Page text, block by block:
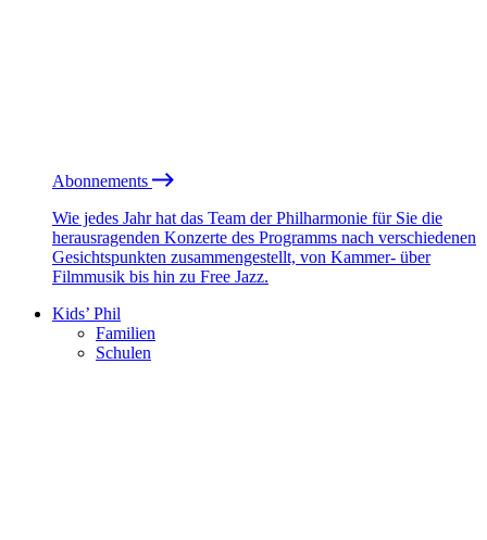
Abonnements
Wie jedes Jahr hat das Team der Philharmonie für Sie die
herausragenden Konzerte des Programms nach verschiedenen
Gesichtspunkten zusammengestellt, von Kammer- über
Filmmusik bis hin zu Free Jazz.
Kids’ Phil
Familien
Schulen